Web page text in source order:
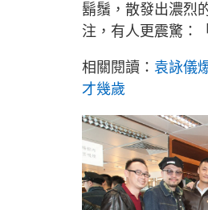
鬍鬚，散發出濃烈
注，有人更震驚：
相關閱讀： 袁詠儀
才幾歲